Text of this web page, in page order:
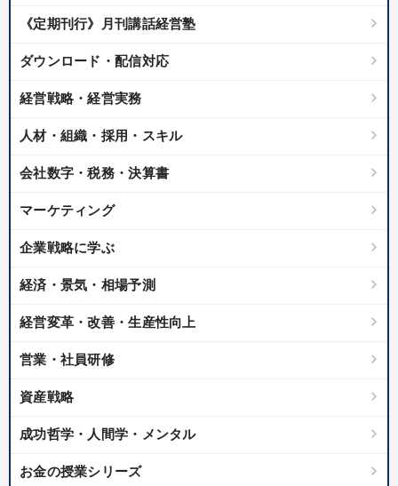
《定期刊行》月刊講話経営塾
ダウンロード・配信対応
経営戦略・経営実務
人材・組織・採用・スキル
会社数字・税務・決算書
マーケティング
企業戦略に学ぶ
経済・景気・相場予測
経営変革・改善・生産性向上
営業・社員研修
資産戦略
成功哲学・人間学・メンタル
お金の授業シリーズ